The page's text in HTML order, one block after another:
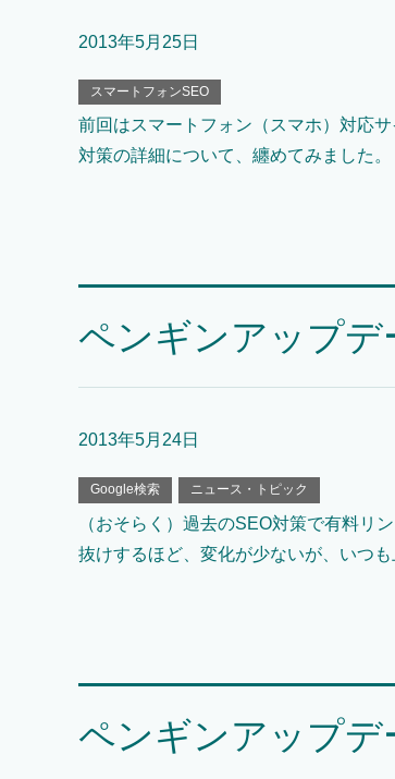
2013年5月25日
スマートフォンSEO
前回はスマートフォン（スマホ）対応
対策の詳細について、纏めてみました。
ペンギンアップデ
2013年5月24日
Google検索 ニュース・トピック
（おそらく）過去のSEO対策で有料リ
抜けするほど、変化が少ないが、いつ
ペンギンアップデ